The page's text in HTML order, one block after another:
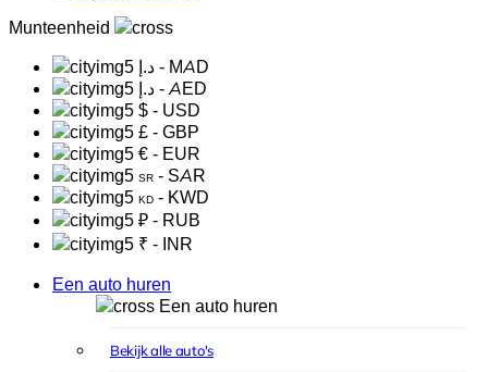
Munteenheid
د.إ - MAD
د.إ - AED
$ - USD
£ - GBP
€ - EUR
SR - SAR
KD - KWD
₽ - RUB
₹ - INR
Een auto huren
Een auto huren
Bekijk alle auto's